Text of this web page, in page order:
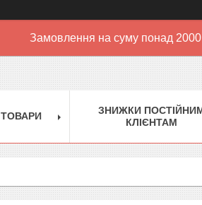
Замовлення на суму понад
ТОВАРИ
ЗНИЖКИ
КЛІЄНТАМ